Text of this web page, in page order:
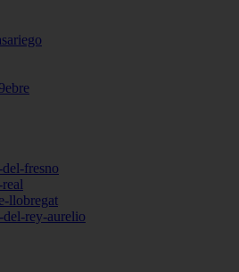
fresno
llobregat
del-rey-aurelio